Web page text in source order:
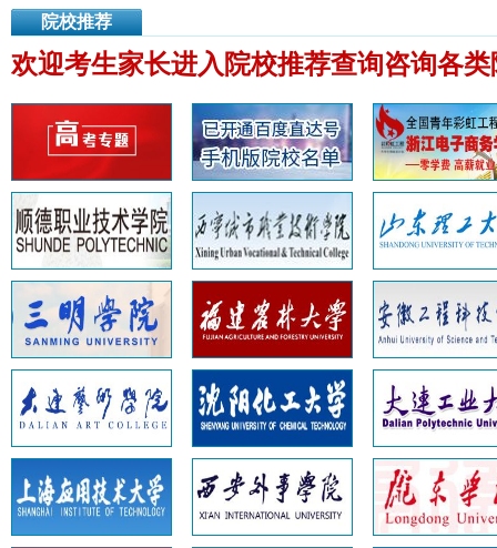
院校推荐
欢迎考生家长进入院校推荐查询咨询各